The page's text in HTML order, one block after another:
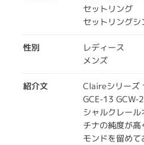
セットリング
セットリングシ
性別
レディース
メンズ
紹介文
Claireシリーズ
GCE-13 GCW-
シャルクレー
チナの純度が
モンドを留めて